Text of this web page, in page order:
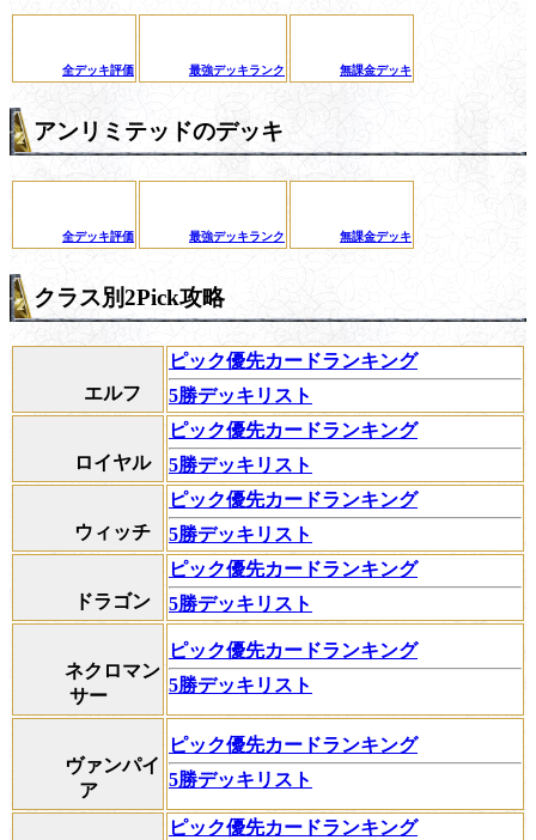
全デッキ評価 最強デッキランク 無課金デッキ
アンリミテッドのデッキ
全デッキ評価 最強デッキランク 無課金デッキ
クラス別2Pick攻略
エルフ
ピック優先カードランキング
5勝デッキリスト
ロイヤル
ピック優先カードランキング
5勝デッキリスト
ウィッチ
ピック優先カードランキング
5勝デッキリスト
ドラゴン
ピック優先カードランキング
5勝デッキリスト
ネクロマン
サー
ピック優先カードランキング
5勝デッキリスト
ヴァンパイ
ア
ピック優先カードランキング
5勝デッキリスト
ピック優先カードランキング